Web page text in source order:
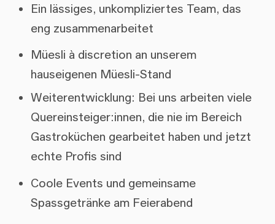
Ein lässiges, unkompliziertes Team, das
eng zusammenarbeitet
Müesli à discretion an unserem
hauseigenen Müesli-Stand
Weiterentwicklung: Bei uns arbeiten viele
Quereinsteiger:innen, die nie im Bereich
Gastroküchen gearbeitet haben und jetzt
echte Profis sind
Coole Events und gemeinsame
Spassgetränke am Feierabend